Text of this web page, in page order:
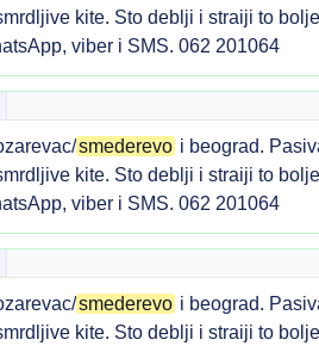
kite. Sto deblji i straiji to
viber i SMS. 062 201064
smederevo i beograd.
kite. Sto deblji i straiji to
viber i SMS. 062 201064
smederevo i beograd.
kite. Sto deblji i straiji to